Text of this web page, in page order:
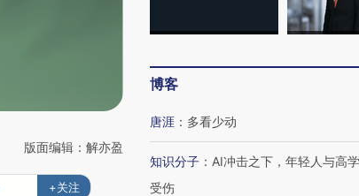
版面编辑：解亦盈
+关注
博客
唐涯 ： 多看少动
知识分子 ： AI冲击之下，年轻人与高
受伤